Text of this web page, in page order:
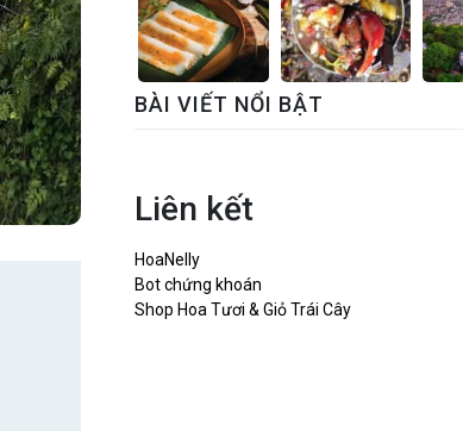
BÀI VIẾT NỔI BẬT
Liên kết
HoaNelly
Bot chứng khoán
Shop Hoa Tươi & Giỏ Trái Cây